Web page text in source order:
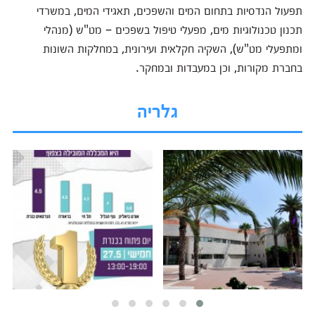
תפעול הנדסיות בתחום המים והשפכים, תאגידי המים, במשרדי
תכנון טכנולוגיות מים, מפעלי טיפול בשפכים – מט"ש (מנהלי
ומתפעלי מט"ש), השקיה חקלאית ועירונית, במחלקות השונות
בחברת מקורות, וכן במעבדות ובמחקר.
גלריה